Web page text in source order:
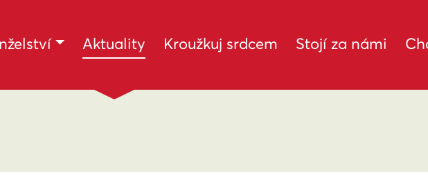
Aktuality (current)
Kroužkuj srdcem Stojí za námi